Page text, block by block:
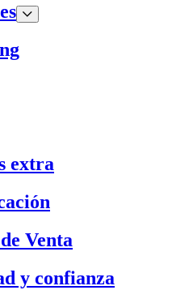
extra
Venta
y confianza